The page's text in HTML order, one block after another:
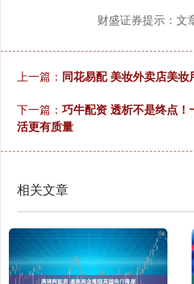
财盛证券提示：文
上一篇： 同花易配 美妆外卖店美妆
下一篇： 巧牛配资 透析不是终点
活更有质量
相关文章